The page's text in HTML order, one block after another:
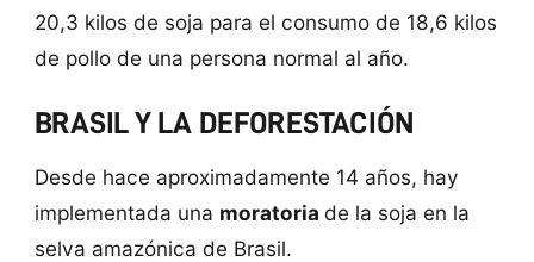
20,3 kilos de soja para el consumo de 18,6 kilos
de pollo de una persona normal al año.
BRASIL Y LA DEFORESTACIÓN
Desde hace aproximadamente 14 años, hay
implementada una moratoria de la soja en la
selva amazónica de Brasil.